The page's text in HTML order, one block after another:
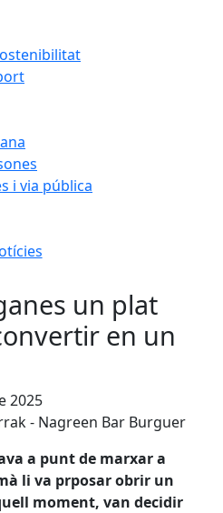
i via pública
un plat
en un
2025
- Nagreen Bar Burguer
a punt de marxar a
li va prposar obrir un
moment, van decidir